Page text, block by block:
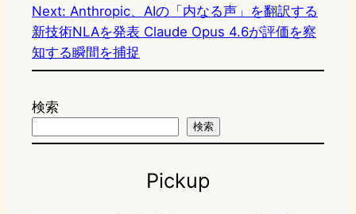
Next: Anthropic、AIの「内なる声」を翻訳する
新技術NLAを発表 Claude Opus 4.6が評価を察
知する瞬間を捕捉
検索
検索
Pickup